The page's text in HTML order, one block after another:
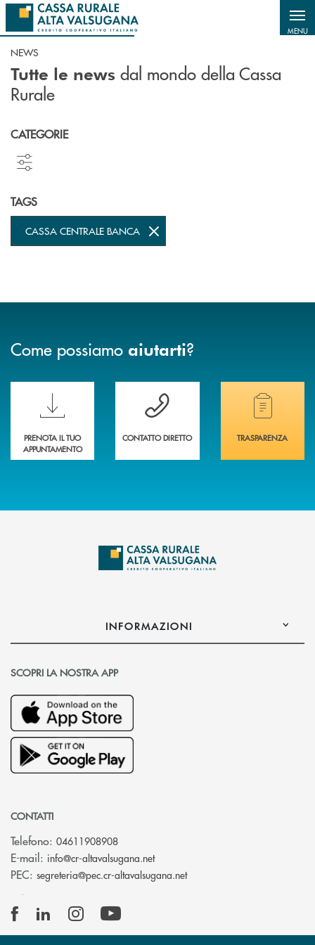
Salta al contenuto principale
MENU
NEWS
Tutte le news dal mondo della Cassa
Rurale
CATEGORIE
TAGS
CASSA CENTRALE BANCA
Come possiamo aiutarti?
Scopri le funzionalità della nuova PRENOTA BANCA
PRENOTA IL TUO
APPUNTAMENTO
Hai bisogno di assistenza immediata?
CONTATTO DIRETTO
Hai bisogno di
TRASPARENZA
INFORMAZIONI
SCOPRI LA NOSTRA APP
CONTATTI
Telefono: 04611908908
E-mail: info@cr-altavalsugana.net(si apre l’app di posta
PEC: segreteria@pec.cr-altavalsugana.net(si apre l’app di posta